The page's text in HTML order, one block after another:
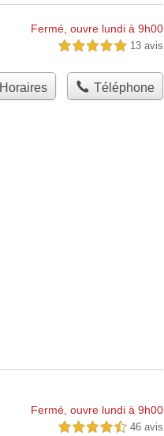
Fermé, ouvre lundi à 9h00
5,0 étoiles sur 5 13 avis
Horaires Téléphone
Fermé, ouvre lundi à 9h00
4,5 étoiles sur 5 46 avis